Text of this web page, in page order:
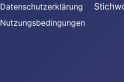
Datenschutzerklärung
Nutzungsbedingungen